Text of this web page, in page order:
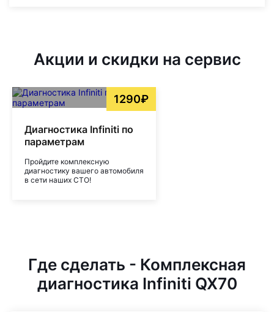
Акции и скидки на сервис
1290₽
Диагностика Infiniti по
параметрам
Пройдите комплексную
диагностику вашего автомобиля
в сети наших СТО!
Где сделать - Комплексная
диагностика Infiniti QX70